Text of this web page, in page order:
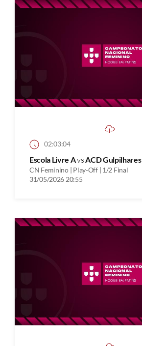
02:03:04
Escola Livre AvsACD Gulpilhares
CN Feminino | Play-Off | 1/2 Final
31/05/2026 20:55